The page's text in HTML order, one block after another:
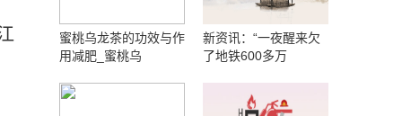
蜜桃乌龙茶的功效与作
用减肥_蜜桃乌
新资讯：“一夜醒来欠
了地铁600多万